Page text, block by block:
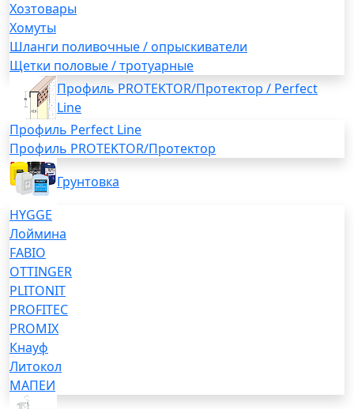
Хозтовары
Хомуты
Шланги поливочные / опрыскиватели
Щетки половые / тротуарные
Профиль PROTEKTOR/Протектор / Perfect
Line
Профиль Perfect Line
Профиль PROTEKTOR/Протектор
Грунтовка
HYGGE
Лоймина
FABIO
OTTINGER
PLITONIT
PROFITEC
PROMIX
Кнауф
Литокол
МАПЕИ